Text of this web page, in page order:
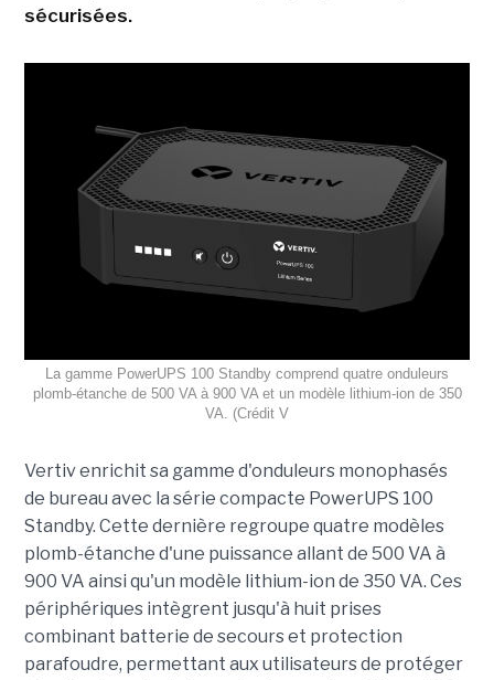
sécurisées.
La gamme PowerUPS 100 Standby comprend quatre onduleurs
plomb-étanche de 500 VA à 900 VA et un modèle lithium-ion de 350
VA. (Crédit V
Vertiv enrichit sa gamme d'onduleurs monophasés
de bureau avec la série compacte PowerUPS 100
Standby. Cette dernière regroupe quatre modèles
plomb-étanche d'une puissance allant de 500 VA à
900 VA ainsi qu'un modèle lithium-ion de 350 VA. Ces
périphériques intègrent jusqu'à huit prises
combinant batterie de secours et protection
parafoudre, permettant aux utilisateurs de protéger